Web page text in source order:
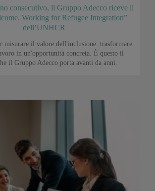
consecutivo, il Gruppo Adecco riceve il
Working for Refugee Integration”
dell’UNHCR
misurare il valore dell'inclusione: trasformare
in un'opportunità concreta. È questo il
il Gruppo Adecco porta avanti da anni.